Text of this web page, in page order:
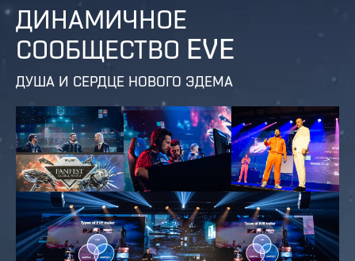
ДИНАМИЧНОЕ
СООБЩЕСТВО EVE
ДУША И СЕРДЦЕ НОВОГО ЭДЕМА